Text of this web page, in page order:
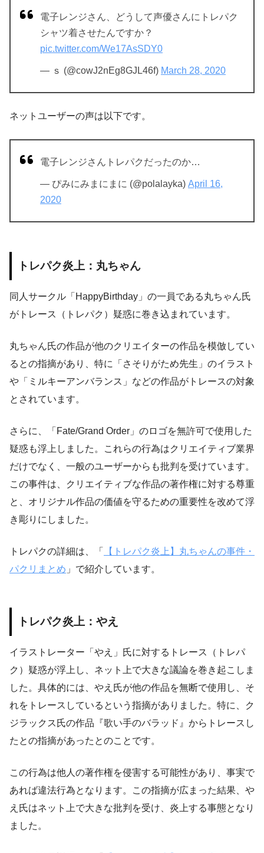
電子レンジさん、どうして声優さんにトレパク
シャツ着させたんですか？
pic.twitter.com/We17AsSDY0
— ｓ (@cowJ2nEg8GJL46f) March 28, 2020
ネットユーザーの声は以下です。
電子レンジさんトレパクだったのか…
— ぴみにみまにまに (@polalayka) April 16,
2020
トレパク炎上：丸ちゃん
同人サークル「HappyBirthday」の一員である丸ちゃん氏
がトレース（トレパク）疑惑に巻き込まれています。
丸ちゃん氏の作品が他のクリエイターの作品を模倣してい
るとの指摘があり、特に「さそりがため先生」のイラスト
や「ミルキーアンバランス」などの作品がトレースの対象
とされています。
さらに、「Fate/Grand Order」のロゴを無許可で使用した
疑惑も浮上しました。これらの行為はクリエイティブ業界
だけでなく、一般のユーザーからも批判を受けています。
この事件は、クリエイティブな作品の著作権に対する尊重
と、オリジナル作品の価値を守るための重要性を改めて浮
き彫りにしました。
トレパクの詳細は、「
【トレパク炎上】丸ちゃんの事件・
パクリまとめ 」で紹介しています。
トレパク炎上：やえ
イラストレーター「やえ」氏に対するトレース（トレパ
ク）疑惑が浮上し、ネット上で大きな議論を巻き起こしま
した。具体的には、やえ氏が他の作品を無断で使用し、そ
れをトレースしているという指摘がありました。特に、ク
ジラックス氏の作品『歌い手のバラッド』からトレースし
たとの指摘があったとのことです。
この行為は他人の著作権を侵害する可能性があり、事実で
あれば違法行為となります。この指摘が広まった結果、や
え氏はネット上で大きな批判を受け、炎上する事態となり
ました。